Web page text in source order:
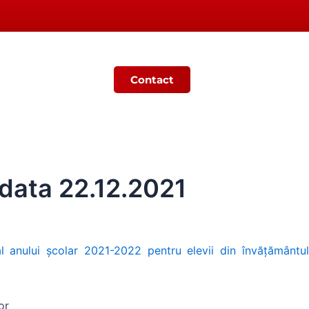
Contact
22.12.2021
școlar 2021-2022 pentru elevii din învățământul